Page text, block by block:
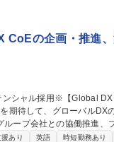
の企画・推進、
ープ会社との協働推進、
あり 英語 時短勤務あり